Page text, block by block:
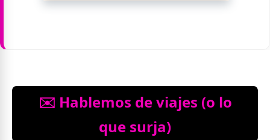
✉️ Hablemos de viajes (o lo
que surja)